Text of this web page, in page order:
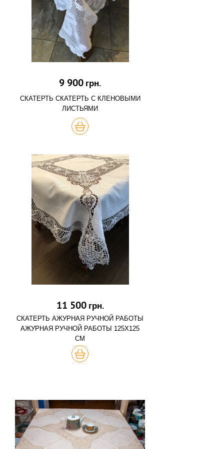
9 900 грн.
СКАТЕРТЬ СКАТЕРТЬ С КЛЕНОВЫМИ
ЛИСТЬЯМИ
КУПИТЬ
11 500грн.
СКАТЕРТЬ АЖУРНАЯ РУЧНОЙ РАБОТЫ
АЖУРНАЯ РУЧНОЙ РАБОТЫ 125Х125
СМ
КУПИТЬ